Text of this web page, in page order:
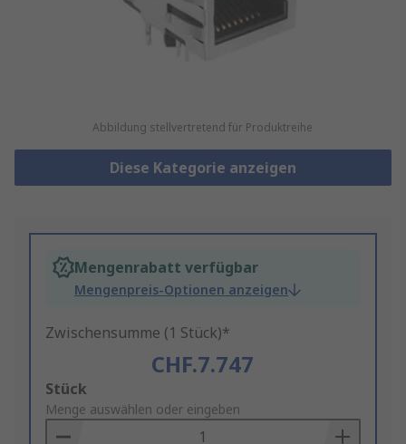
Abbildung stellvertretend für Produktreihe
Diese Kategorie anzeigen
Mengenrabatt verfügbar
Mengenpreis-Optionen anzeigen
Zwischensumme (1 Stück)*
CHF.7.747
Add
to
Basket
Stück
Menge auswählen oder eingeben